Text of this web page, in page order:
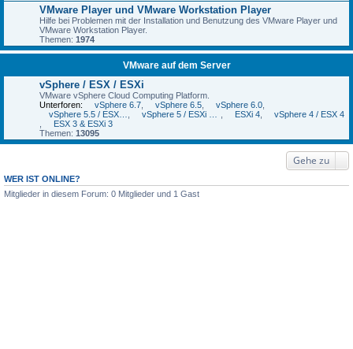
VMware Player und VMware Workstation Player
Hilfe bei Problemen mit der Installation und Benutzung des VMware Player und
VMware Workstation Player.
Themen: 1974
VMware auf dem Server
vSphere / ESX / ESXi
VMware vSphere Cloud Computing Platform.
Unterforen:
vSphere 6.7 vSphere 6.5 vSphere 6.0
ESXi 4
vSphere 4 / ESX 4
ESX 3 & ESXi 3
Themen: 13095
Gehe zu
WER IST ONLINE?
Mitglieder in diesem Forum: 0 Mitglieder und 1 Gast